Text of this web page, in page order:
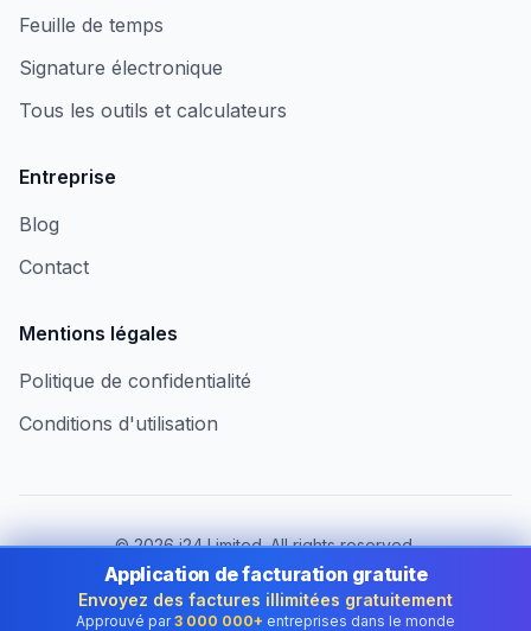
Feuille de temps
Signature électronique
Tous les outils et calculateurs
Entreprise
Blog
Contact
Mentions légales
Politique de confidentialité
Conditions d'utilisation
©2026i24 Limited. All rights reserved.
Au service des entreprises au Luxembourg
Changer de pays :
Luxembourg
Application de facturation gratuite
Envoyez des factures illimitées gratuitement
Approuvé par 3 000 000+ entreprises dans le monde